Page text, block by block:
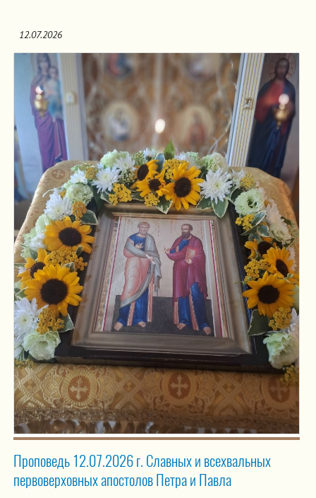
12.07.2026
Проповедь 12.07.2026 г. Славных и всехвальных
первоверховных апостолов Петра и Павла